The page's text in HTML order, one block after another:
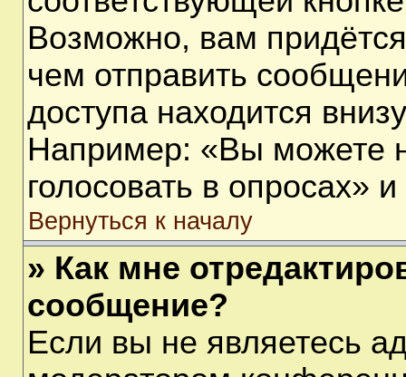
Возможно, вам
чем отправить
доступа находится
Например: «Вы можете
голосовать в опросах» и
Вернуться к началу
» Как мне
сообщение?
Если вы не являетесь